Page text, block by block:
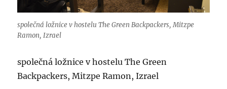
společná ložnice v hostelu The Green Backpackers, Mitzpe
Ramon, Izrael
společná ložnice v hostelu The Green
Backpackers, Mitzpe Ramon, Izrael